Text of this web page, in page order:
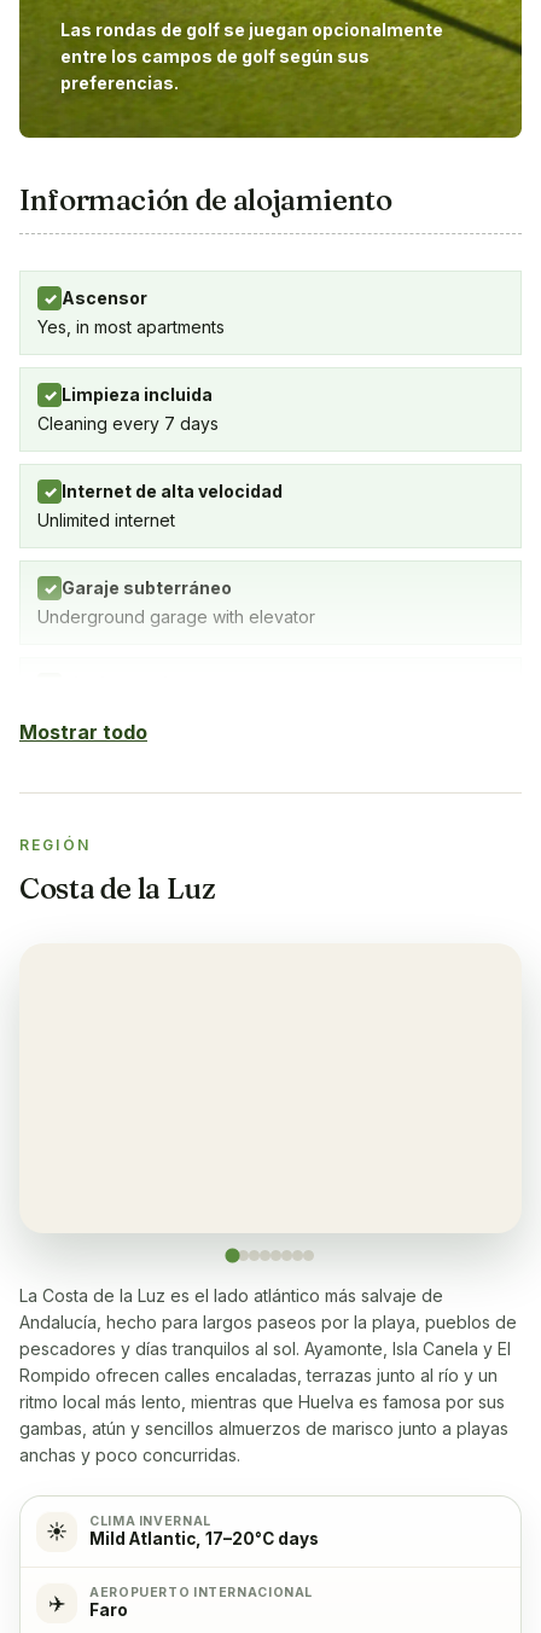
Las rondas de golf se juegan opcionalmente
entre los campos de golf según sus
preferencias.
Información de alojamiento
✓ Ascensor
Yes, in most apartments
✓ Limpieza incluida
Cleaning every 7 days
✓ Internet de alta velocidad
Unlimited internet
✓ Garaje subterráneo
Underground garage with elevator
✓ Lavadora
✓ Lavavajillas
Sí
✓ Microondas
Sí
✓ Estufa de cocina
Yes, with 4 burners
✓
Horno
Mostrar todo
REGIÓN
Costa de la Luz
La Costa de la Luz es el lado atlántico más salvaje de
Andalucía, hecho para largos paseos por la playa, pueblos de
pescadores y días tranquilos al sol. Ayamonte, Isla Canela y El
Rompido ofrecen calles encaladas, terrazas junto al río y un
ritmo local más lento, mientras que Huelva es famosa por sus
gambas, atún y sencillos almuerzos de marisco junto a playas
anchas y poco concurridas.
☀️ CLIMA INVERNAL
Mild Atlantic, 17–20°C days
✈️ AEROPUERTO INTERNACIONAL
Faro